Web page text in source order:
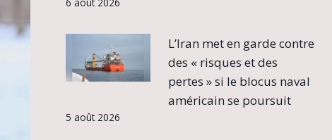
L’Iran met en garde contre
des « risques et des
pertes » si le blocus naval
américain se poursuit
5 août 2026